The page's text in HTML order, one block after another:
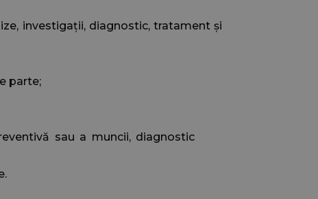
investigații, diagnostic, tratament și
parte;
sau a muncii, diagnostic